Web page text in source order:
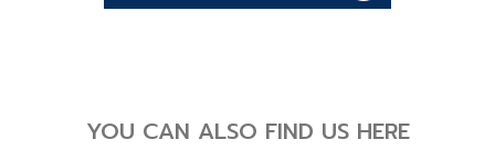
YOU CAN ALSO FIND US HERE